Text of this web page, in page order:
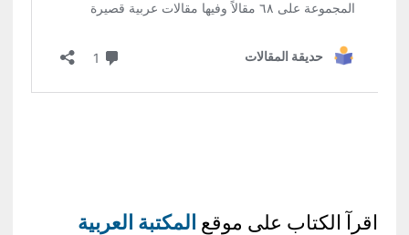
اقرآ الكتاب على موقع المكتبة العربية